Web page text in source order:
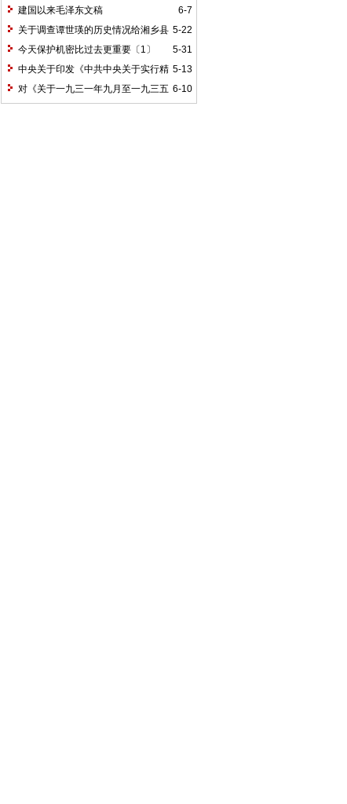
和比较发达两个阶段
6-7
建国以来毛泽东文稿
5-22
关于调查谭世瑛的历史情况给湘乡县
委的信和给谭世瑛的复信
5-31
今天保护机密比过去更重要〔1〕
5-13
中央关于印发《中共中央关于实行精
兵简政、增产节约、反对贪污、反对浪费
和反对官僚主义的决定》的通知和毛泽东
6-10
对《关于一九三一年九月至一九三五